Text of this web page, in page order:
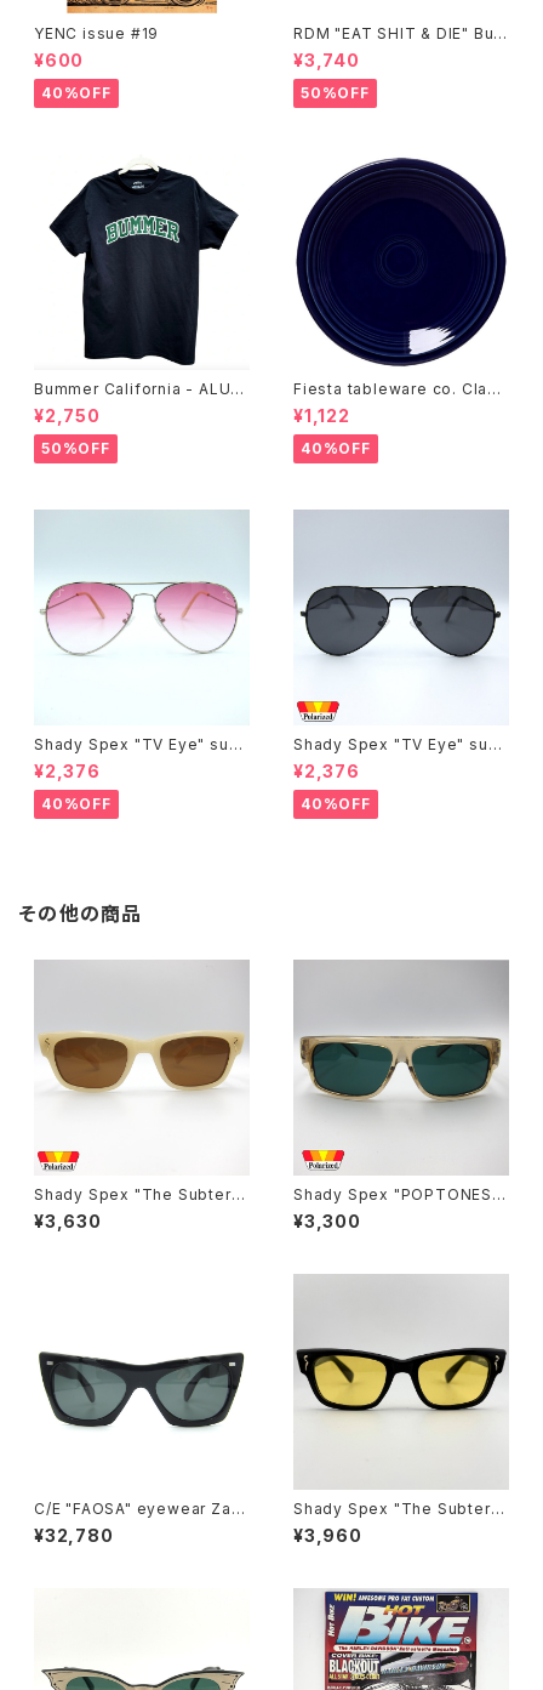
YENC issue #19
¥600
40%OFF
RDM "EAT SHIT & DIE" Buc
ket Hat
¥3,740
50%OFF
Bummer California - ALUM
T-SHIRT,black
¥2,750
50%OFF
Fiesta tableware co. Class
ic Rim 7-1/4 Inch Salad Pla
te
¥1,122
40%OFF
Shady Spex "TV Eye" sung
lasses, Silver w/Rose Grad
ient lenses
¥2,376
40%OFF
Shady Spex "TV Eye" sung
lasses, Black w/Polarized
Grey lenses
¥2,376
40%OFF
その他の商品
Shady Spex "The Subterra
nean Homesick" sunglass
es, Bone w/Polarized Brow
¥3,630
Shady Spex "POPTONES "
sunglasses, Peach xPolari
zed Dark Green
¥3,300
C/E "FAOSA" eyewear Zafir
o sunglasses, Black
¥32,780
Shady Spex "The Subterra
nean Homesick" sunglass
es, Shiny Black w/polarize
¥3,960